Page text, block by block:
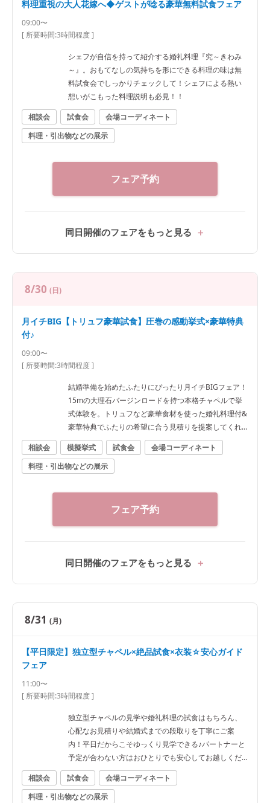
料理重視の大人花嫁へ◆ゲストが唸る豪華無料試食フェア
09:00〜
[ 所要時間:3時間程度]
シェフが自信を持って紹介する婚礼料理『究～きわみ
～』。おもてなしの気持ちを形にできる料理の味は無
料試食会でしっかりチェックして！シェフによる熱い
想いがこもった料理説明も必見！！
相談会
試食会
会場コーディネート
料理・引出物などの展示
フェア予約
同日開催のフェアをもっと見る
8/30 (日)
月イチBIG【トリュフ豪華試食】圧巻の感動挙式×豪華特典
付♪
09:00〜
[ 所要時間:3時間程度]
結婚準備を始めたふたりにぴったり月イチBIGフェア！
15mの大理石バージンロードを持つ本格チャペルで挙
式体験を。トリュフなど豪華食材を使った婚礼料理付&
豪華特典でふたりの希望に合う見積りを提案してくれ
る
相談会 模擬挙式 試食会
会場コーディネート
料理・引出物などの展示
フェア予約
同日開催のフェアをもっと見る
8/31 (月)
【平日限定】独立型チャペル×絶品試食×衣装☆安心ガイド
フェア
11:00〜
[ 所要時間:3時間程度]
独立型チャペルの見学や婚礼料理の試食はもちろん、
心配なお見積りや結婚式までの段取りを丁寧にご案
内！平日だからこそゆっくり見学できる♪パートナーと
予定が合わない方はおひとりでも安心してお越しくだ
さい。
相談会 試食会
会場コーディネート
料理・引出物などの展示